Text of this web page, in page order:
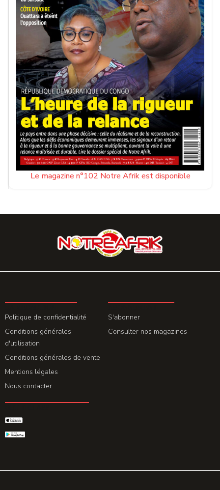
Le magazine n°102 Notre Afrik est disponible
Politique de confidentialité
Conditions générales
d'utilisation
Conditions générales de vente
Mentions légales
Nous contacter
S'abonner
Consulter nos magazines